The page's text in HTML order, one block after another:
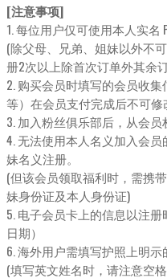
[注意事项]
1. 每位用户仅可使用本人实名
(除父母、兄弟、姐妹以外不
册2次以上除首次订单外其余
2. 购买会员时填写的会员收
等）在会员支付完成后不可修
3. 加入粉丝俱乐部后，从会员
4. 无法使用本人名义加入会
妹名义注册。
(但该会员领取福利时，需携
妹身份证及本人身份证)
5. 电子会员卡上的信息以注
日期）
6. 海外用户需填写护照上明示
(填写英文姓名时，请注意空